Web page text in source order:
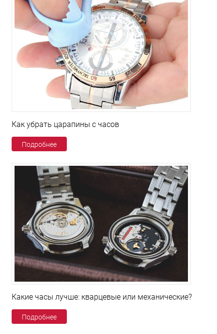
Как убрать царапины с часов
Подробнее
Какие часы лучше: кварцевые или механические?
Подробнее